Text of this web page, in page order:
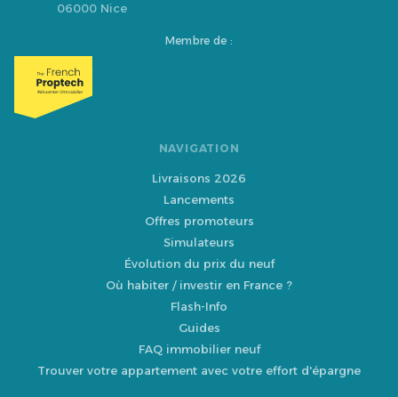
06000 Nice
Membre de :
NAVIGATION
Livraisons 2026
Lancements
Offres promoteurs
Simulateurs
Évolution du prix du neuf
Où habiter / investir en France ?
Flash-Info
Guides
FAQ immobilier neuf
Trouver votre appartement avec votre effort d'épargne